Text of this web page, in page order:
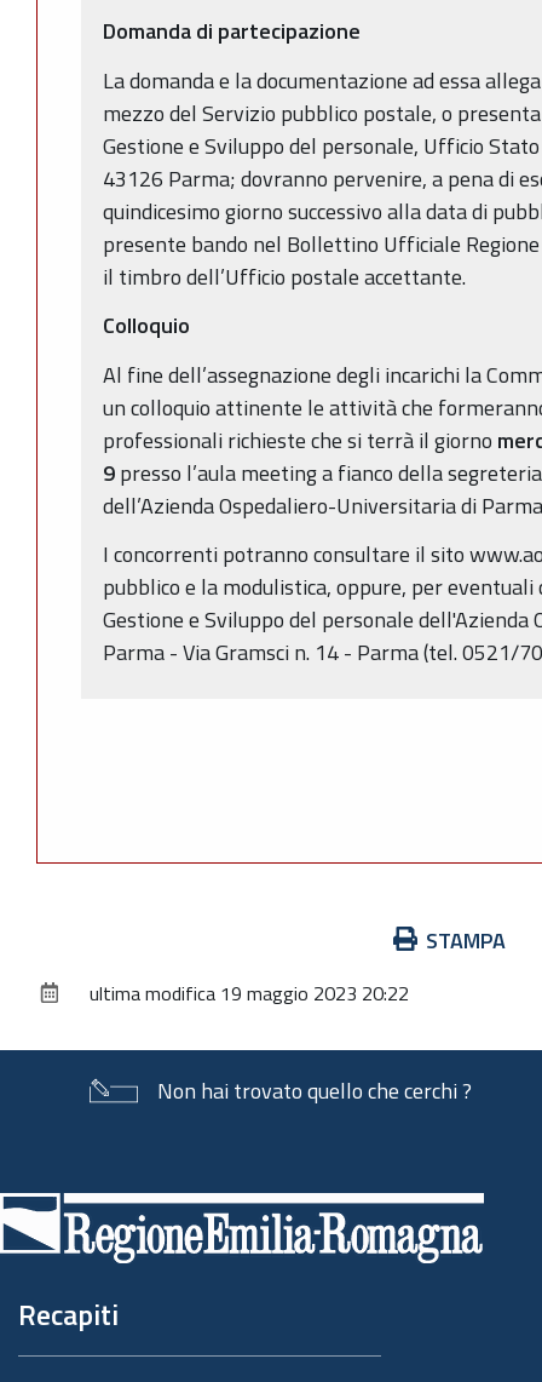
Domanda di partecipazione
La domanda e la documentazione ad essa
mezzo del Servizio pubblico postale, o
Gestione e Sviluppo del personale, Ufficio
43126 Parma; dovranno pervenire, a pena di
quindicesimo giorno successivo alla data di
presente bando nel Bollettino Ufficiale
il timbro dell’Ufficio postale accettante.
Colloquio
Al fine dell’assegnazione degli incarichi la
un colloquio attinente le attività che
professionali richieste che si terrà il giorno
9presso l’aula meeting a fianco della
dell’Azienda Ospedaliero-Universitaria di
I concorrenti potranno consultare il sito
pubblico e la modulistica, oppure, per
Gestione e Sviluppo del personale
Parma - Via Gramsci n. 14 - Parma (tel. 0521/
documento
STAMPA
ultima modifica 19 maggio 2023 20:22
Non hai trovato quello che cerchi ?
di
pagina
Recapiti